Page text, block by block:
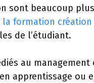
sont beaucoup
la formation création
de l’étudiant.
au management
apprentissage ou